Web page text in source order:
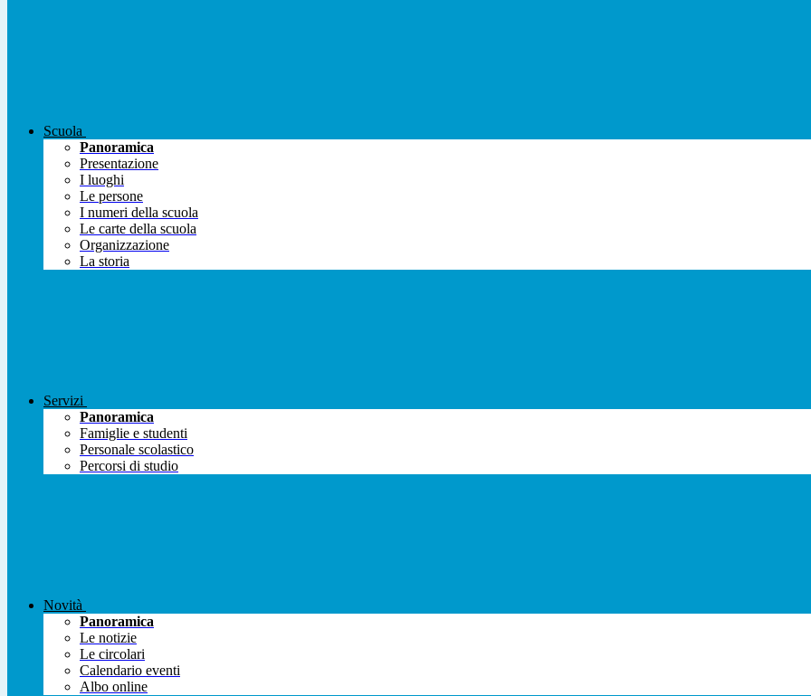
Scuola
Panoramica
Presentazione
I luoghi
Le persone
I numeri della scuola
Le carte della scuola
Organizzazione
La storia
Servizi
Panoramica
Famiglie e studenti
Personale scolastico
Percorsi di studio
Novità
Panoramica
Le notizie
Le circolari
Calendario eventi
Albo online